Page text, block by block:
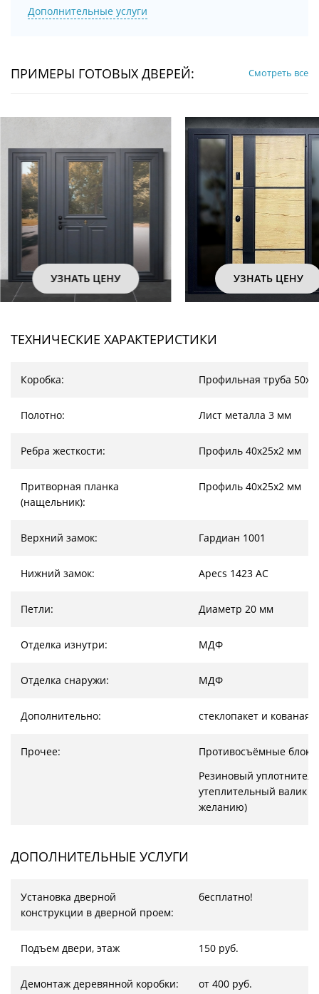
Дополнительные услуги
ПРИМЕРЫ ГОТОВЫХ ДВЕРЕЙ: Смотреть все
УЗНАТЬ ЦЕНУ УЗНАТЬ
ТЕХНИЧЕСКИЕ ХАРАКТЕРИСТИКИ
Коробка: Профильная труба
Полотно: Лист металла 3 мм
Ребра жесткости: Профиль 40х25х2 мм
Притворная планка
(нащельник):
Профиль 40х25х2 мм
Верхний замок: Гардиан 1001
Нижний замок: Apecs 1423 AC
Петли: Диаметр 20 мм
Отделка изнутри: МДФ
Отделка снаружи: МДФ
Дополнительно: стеклопакет и кованая
Прочее:
Противосъёмные
Резиновый
утеплительный валик
желанию)
ДОПОЛНИТЕЛЬНЫЕ УСЛУГИ
Установка дверной
конструкции в дверной проем:
бесплатно!
Подъем двери, этаж 150 руб.
Демонтаж деревянной коробки: от 400 руб.